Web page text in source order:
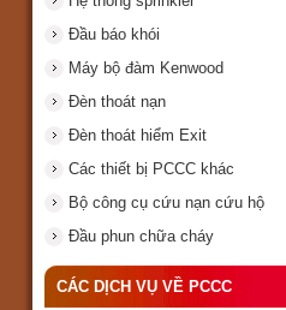
Đầu báo khói
Máy bộ đàm Kenwood
Đèn thoát nạn
Đèn thoát hiểm Exit
Các thiết bị PCCC khác
Bộ công cụ cứu nạn cứu hộ
Đầu phun chữa cháy
CÁC DỊCH VỤ VỀ PCCC